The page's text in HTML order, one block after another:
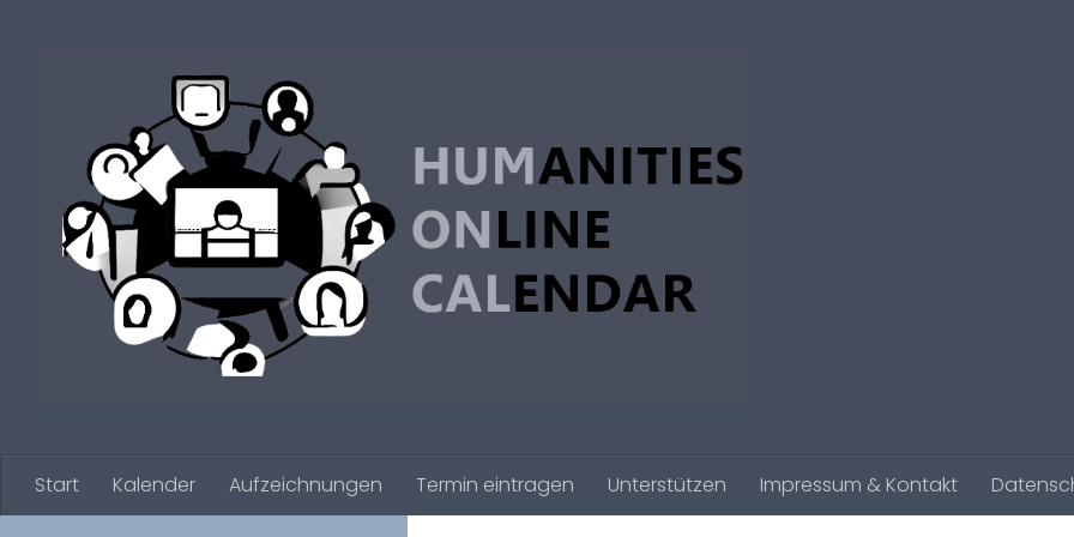
Start Kalender Aufzeichnungen Termin eintragen Unterstützen Impressum & Kontakt